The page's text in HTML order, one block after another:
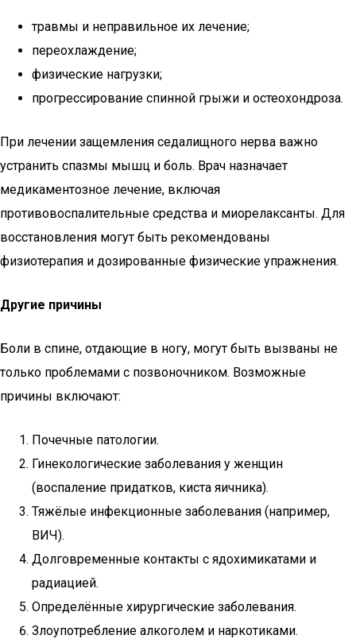
травмы и неправильное их лечение;
переохлаждение;
физические нагрузки;
прогрессирование спинной грыжи и остеохондроза.
При лечении защемления седалищного нерва важно
устранить спазмы мышц и боль. Врач назначает
медикаментозное лечение, включая
противовоспалительные средства и миорелаксанты. Для
восстановления могут быть рекомендованы
физиотерапия и дозированные физические упражнения.
Другие причины
Боли в спине, отдающие в ногу, могут быть вызваны не
только проблемами с позвоночником. Возможные
причины включают:
Почечные патологии.
Гинекологические заболевания у женщин
(воспаление придатков, киста яичника).
Тяжёлые инфекционные заболевания (например,
ВИЧ).
Долговременные контакты с ядохимикатами и
радиацией.
Определённые хирургические заболевания.
Злоупотребление алкоголем и наркотиками.